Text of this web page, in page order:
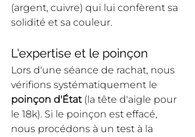
(argent, cuivre) qui lui confèrent sa
solidité et sa couleur.
L'expertise et le poinçon
Lors d'une séance de rachat, nous
vérifions systématiquement le
poinçon d'État (la tête d'aigle pour
le 18k). Si le poinçon est effacé,
nous procédons à un test à la